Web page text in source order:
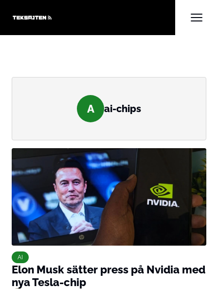
A ai-chips
AI
Elon Musk sätter press på Nvidia med
nya Tesla-chip